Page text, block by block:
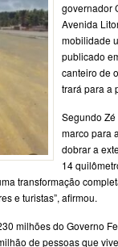
governador
Avenida
mobilidade
publicado
canteiro de
trará para a
Segundo
marco para
dobrar a
14
transformação
e turistas”, afirmou.
milhões do Governo
de pessoas que